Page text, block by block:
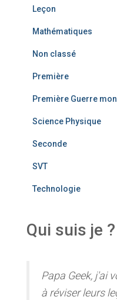
Leçon
Mathématiques
Non classé
Première
Première Guerre
Science Physique
Seconde
SVT
Technologie
Qui suis je ?
Papa Geek, j'ai
à réviser leurs